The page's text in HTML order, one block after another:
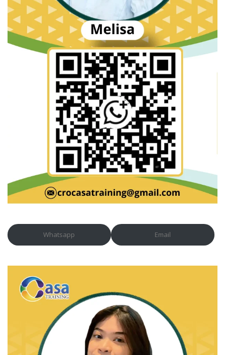
Whatsapp Email